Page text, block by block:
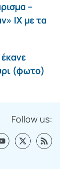
–
ΙΧ με τα
(φωτο)
Follow us: